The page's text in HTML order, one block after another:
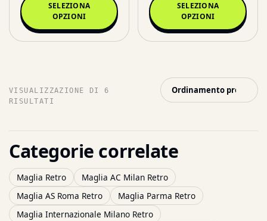
SELEZIONA
OPZIONI
SELEZIONA
OPZIONI
VISUALIZZAZIONE DI 6
RISULTATI
Categorie correlate
Maglia Retro
Maglia AC Milan Retro
Maglia AS Roma Retro
Maglia Parma Retro
Maglia Internazionale Milano Retro